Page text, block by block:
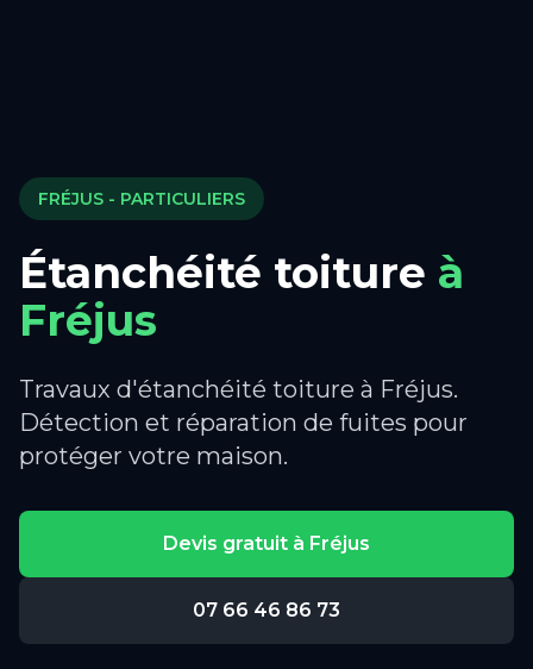
FRÉJUS - PARTICULIERS
Étanchéité toiture à
Fréjus
Travaux d'étanchéité toiture à Fréjus.
Détection et réparation de fuites pour
protéger votre maison.
Devis gratuit à Fréjus
07 66 46 86 73